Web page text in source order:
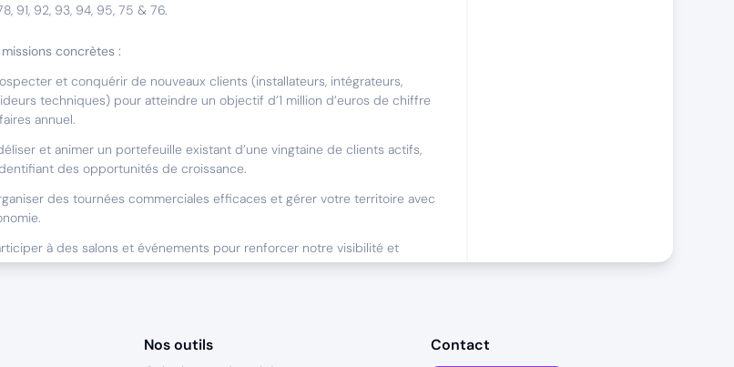
91, 92, 93, 94, 95, 75 & 76.
missions concrètes :
et conquérir de nouveaux clients (installateurs, intégrateurs,
techniques) pour atteindre un objectif d’1 million d’euros de chiffre
annuel.
et animer un portefeuille existant d’une vingtaine de clients actifs,
des opportunités de croissance.
des tournées commerciales efficaces et gérer votre territoire avec
à des salons et événements pour renforcer notre visibilité et
votre réseau.
Nos outils
Contact